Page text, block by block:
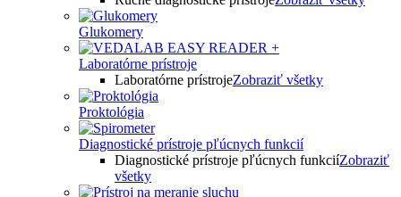
Glukomery
Laboratórne prístroje
Laboratórne prístrojeZobraziť všetky
Proktológia
Diagnostické prístroje pľúcnych funkcií
Diagnostické prístroje pľúcnych funkciíZobraziť
všetky